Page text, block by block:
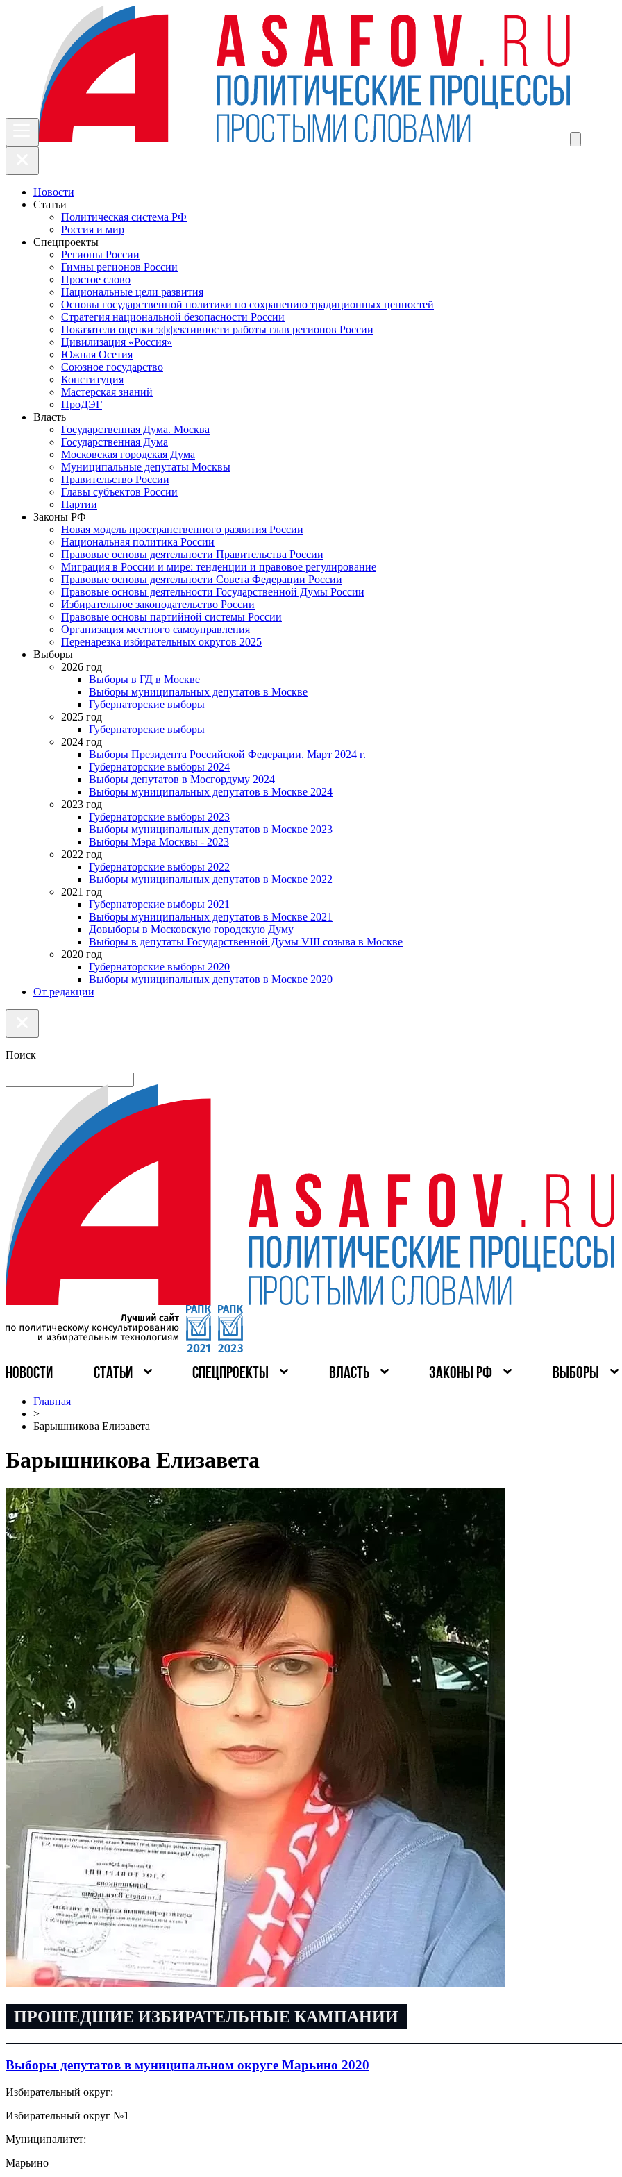
Новости
Статьи
Политическая система РФ
Россия и мир
Спецпроекты
Регионы России
Гимны регионов России
Простое слово
Национальные цели развития
Основы государственной политики по сохранению традиционных ценностей
Стратегия национальной безопасности России
Показатели оценки эффективности работы глав регионов России
Цивилизация «Россия»
Южная Осетия
Союзное государство
Конституция
Мастерская знаний
ПроДЭГ
Власть
Государственная Дума. Москва
Государственная Дума
Московская городская Дума
Муниципальные депутаты Москвы
Правительство России
Главы субъектов России
Партии
Законы РФ
Новая модель пространственного развития России
Национальная политика России
Правовые основы деятельности Правительства России
Миграция в России и мире: тенденции и правовое регулирование
Правовые основы деятельности Совета Федерации России
Правовые основы деятельности Государственной Думы России
Избирательное законодательство России
Правовые основы партийной системы России
Организация местного самоуправления
Перенарезка избирательных округов 2025
Выборы
2026 год
Выборы в ГД в Москве
Выборы муниципальных депутатов в Москве
Губернаторские выборы
2025 год
Губернаторские выборы
2024 год
Выборы Президента Российской Федерации. Март 2024 г.
Губернаторские выборы 2024
Выборы депутатов в Мосгордуму 2024
Выборы муниципальных депутатов в Москве 2024
2023 год
Губернаторские выборы 2023
Выборы муниципальных депутатов в Москве 2023
Выборы Мэра Москвы - 2023
2022 год
Губернаторские выборы 2022
Выборы муниципальных депутатов в Москве 2022
2021 год
Губернаторские выборы 2021
Выборы муниципальных депутатов в Москве 2021
Довыборы в Московскую городскую Думу
Выборы в депутаты Государственной Думы VIII созыва в Москве
2020 год
Губернаторские выборы 2020
Выборы муниципальных депутатов в Москве 2020
От редакции
Поиск
НОВОСТИ СТАТЬИ СПЕЦПРОЕКТЫ ВЛАСТЬ ЗАКОНЫ РФ ВЫБОРЫ
Главная
>
Барышникова Елизавета
Барышникова Елизавета
ПРОШЕДШИЕ ИЗБИРАТЕЛЬНЫЕ КАМПАНИИ
Выборы депутатов в муниципальном округе Марьино 2020
Избирательный округ:
Избирательный округ №1
Муниципалитет:
Марьино